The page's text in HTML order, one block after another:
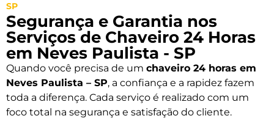
SP
Segurança e Garantia nos
Serviços de Chaveiro 24 Horas
em Neves Paulista - SP
Quando você precisa de um chaveiro 24 horas em
Neves Paulista – SP, a confiança e a rapidez fazem
toda a diferença. Cada serviço é realizado com um
foco total na segurança e satisfação do cliente.